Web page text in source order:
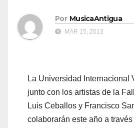
Por MusicaAntigua
MAR 15, 2013
La Universidad Internacional
junto con los artistas de la
Luis Ceballos y Francisco
colaborarán este año a